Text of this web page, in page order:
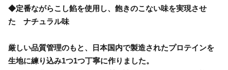
◆定番ながらこし餡を使用し、飽きのこない味を実現させ
た ナチュラル味
厳しい品質管理のもと、日本国内で製造されたプロテインを
生地に練り込み1つ1つ丁寧に作りました。